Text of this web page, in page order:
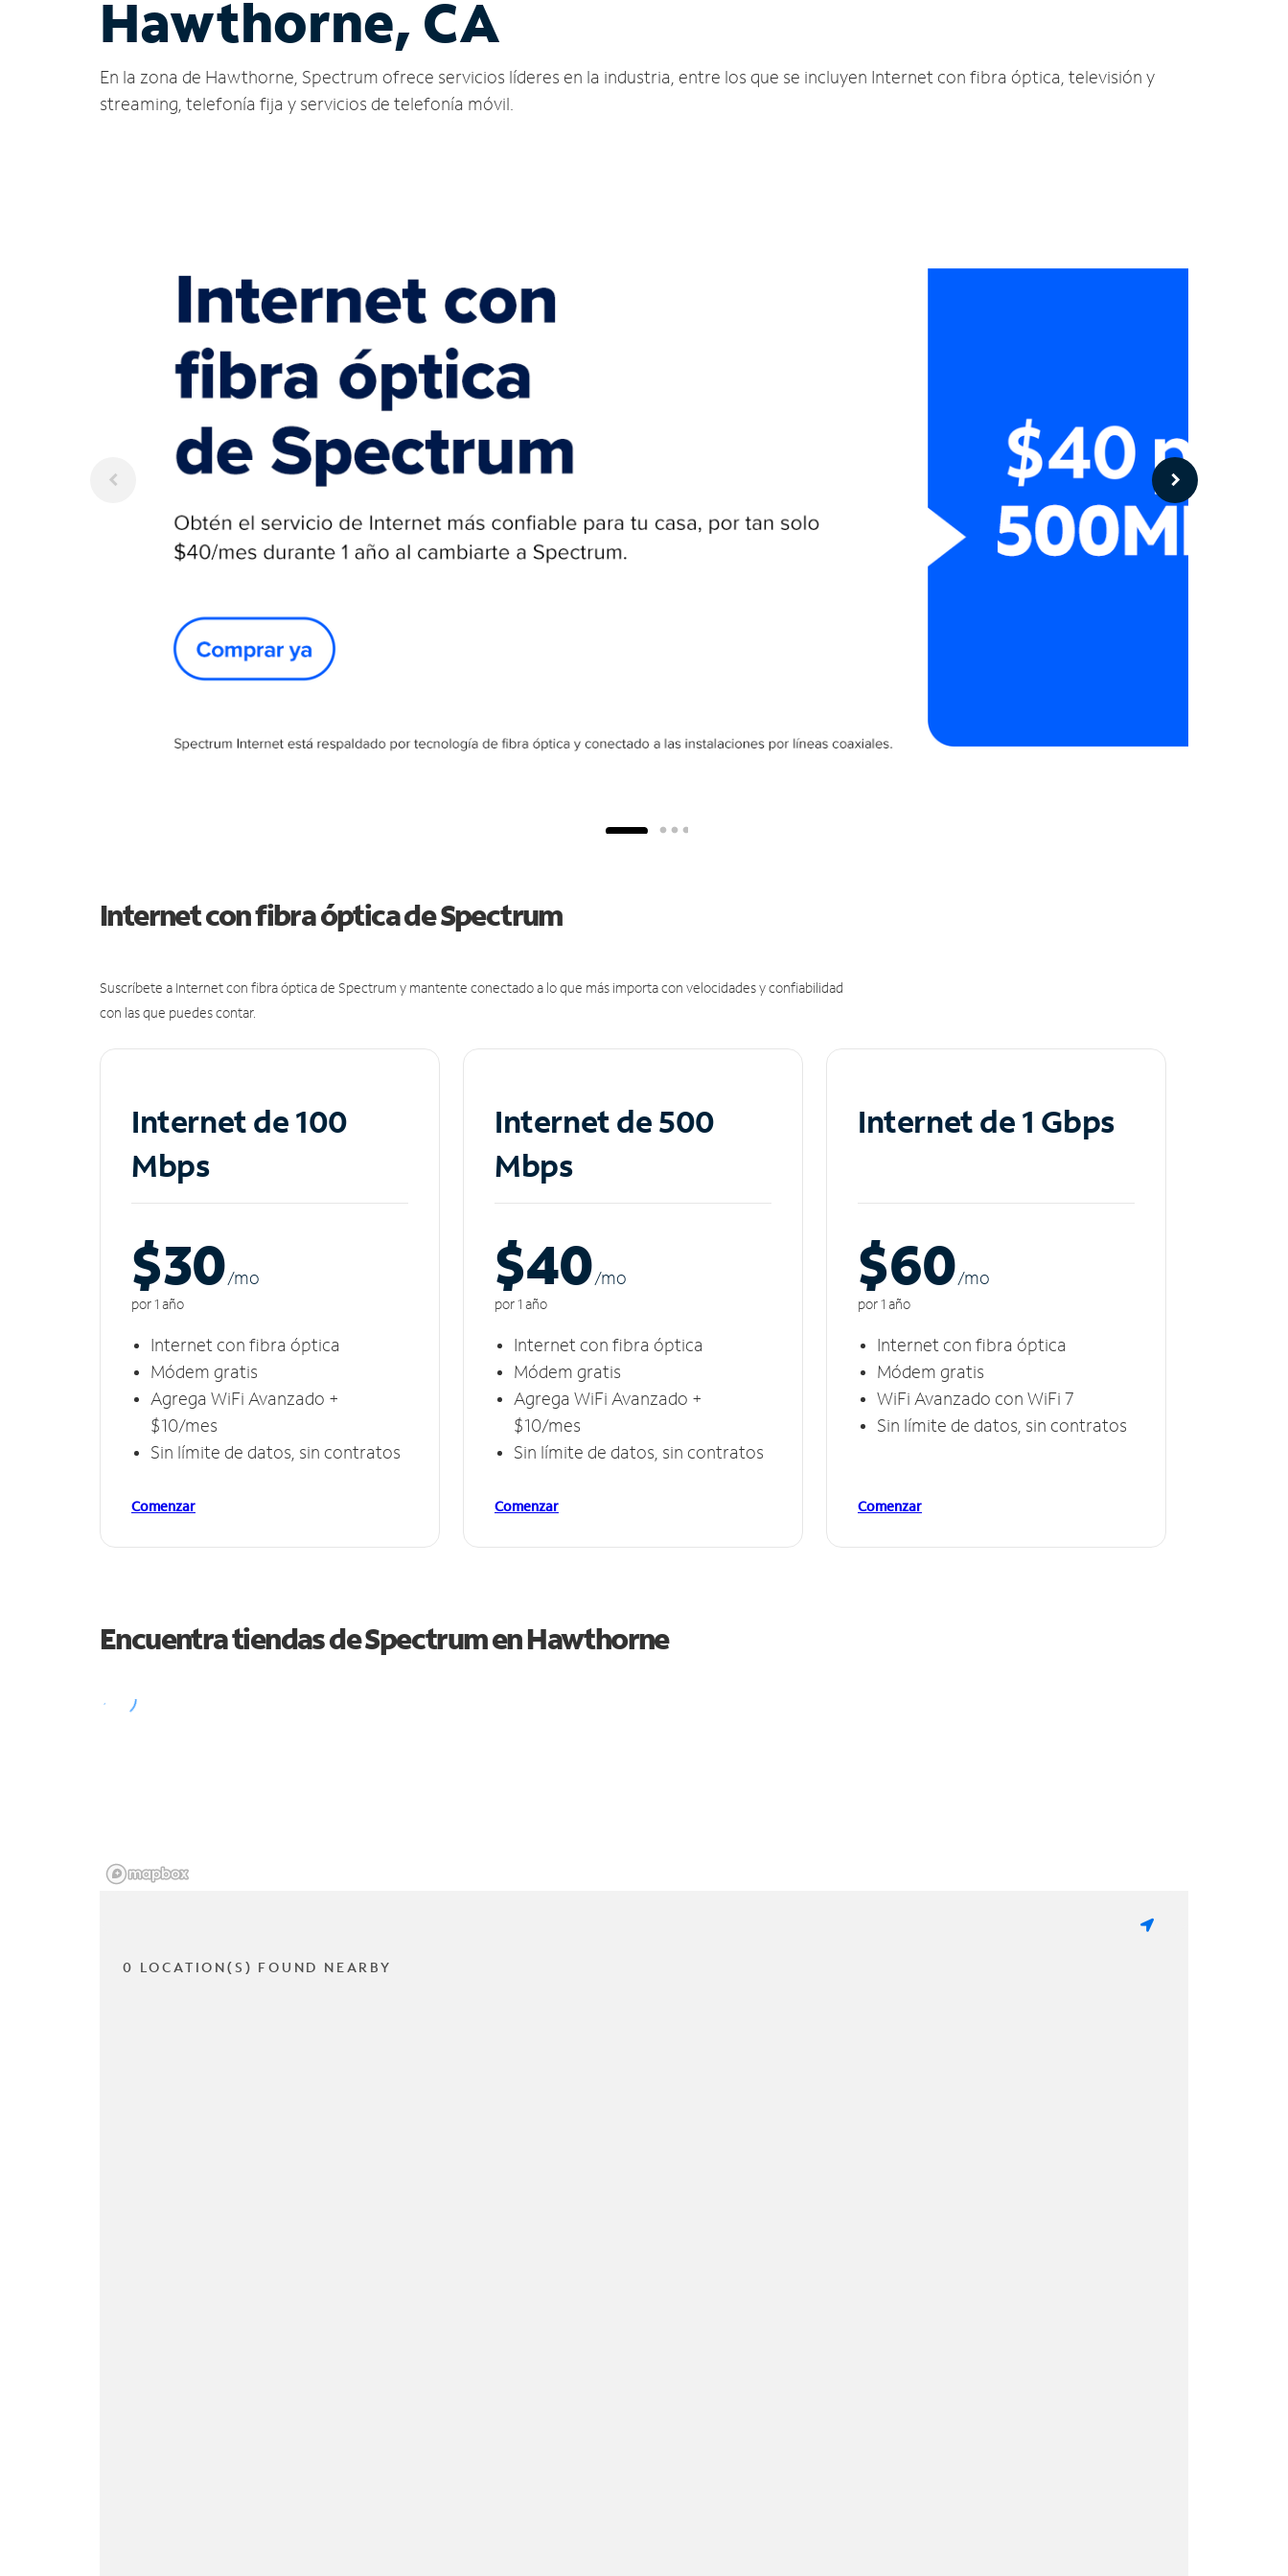
Hawthorne, CA
En la zona de Hawthorne, Spectrum ofrece servicios líderes en la industria, entre los que se incluyen Internet con fibra óptica, televisión y
streaming, telefonía fija y servicios de telefonía móvil.
Internet con fibra óptica de Spectrum
Suscríbete a Internet con fibra óptica de Spectrum y mantente conectado a lo que más importa con velocidades y confiabilidad
con las que puedes contar.
Internet de 100
Mbps
$30/mo
por 1 año
Internet con fibra óptica
Módem gratis
Agrega WiFi Avanzado +
$10/mes
Sin límite de datos, sin contratos
Comenzar
Internet de 500
Mbps
$40/mo
por 1 año
Internet con fibra óptica
Módem gratis
Agrega WiFi Avanzado +
$10/mes
Sin límite de datos, sin contratos
Comenzar
Internet de 1 Gbps
$60/mo
por 1 año
Internet con fibra óptica
Módem gratis
WiFi Avanzado con WiFi 7
Sin límite de datos, sin contratos
Comenzar
Encuentra tiendas de Spectrum enHawthorne
0 LOCATION(S) FOUND NEARBY